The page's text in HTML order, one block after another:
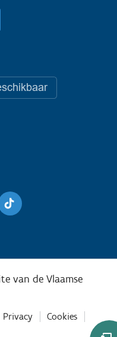
Instagram
Privacy
Cookies